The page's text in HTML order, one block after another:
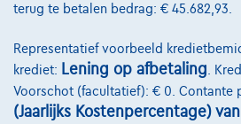
05/2025
12.597 km Benzine
€52.690 1 BTW aftrekbaar
Vanaf€795,59/maand met een
maandaflossing van€16.602,59
terug te betalen bedrag: € 45.682,93.
Representatief voorbeeld
krediet: Lening op afbetaling .
Voorschot (facultatief): € 0. Contante
(Jaarlijks Kostenpercentage)